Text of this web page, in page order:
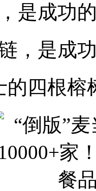
是成功
，是成
的四根榕